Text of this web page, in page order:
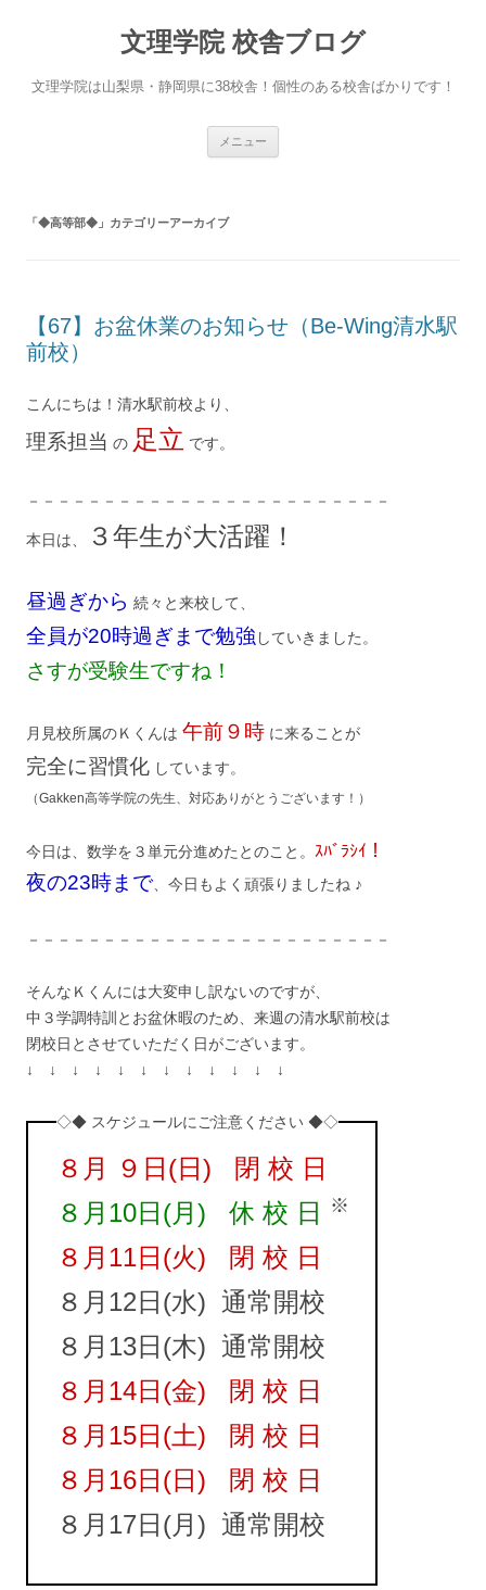
文理学院 校舎ブログ
文理学院は山梨県・静岡県に38校舎！個性のある校舎ばかりです！
メニュー
「◆高等部◆ 」カテゴリーアーカイブ
【67】お盆休業のお知らせ（Be-Wing清水駅
前校）
こんにちは！清水駅前校より、
理系担当 の 足立 です。
－－－－－－－－－－－－－－－－－－－－－－－－
本日は、 ３年生が大活躍！
昼過ぎから 続々と来校して、
全員が20時過ぎまで勉強 していきました。
さすが受験生ですね！
月見校所属のＫくんは 午前９時 に来ることが
完全に習慣化 しています。
（Gakken高等学院の先生、対応ありがとうございます！）
今日は、数学を３単元分進めたとのこと。 ｽﾊﾞﾗｼｲ！
夜の23時まで 、今日もよく頑張りましたね ♪
－－－－－－－－－－－－－－－－－－－－－－－－
そんなＫくんには大変申し訳ないのですが、
中３学調特訓とお盆休暇のため、来週の清水駅前校は
閉校日とさせていただく日がございます。
↓ ↓ ↓ ↓ ↓ ↓ ↓ ↓ ↓ ↓ ↓ ↓
◇◆ スケジュールにご注意ください ◆◇
８月 ９日(日) 閉 校 日
８月10日(月) 休 校 日
※
８月11日(火) 閉 校 日
８月12日(水) 通常開校
８月13日(木) 通常開校
８月14日(金) 閉 校 日
８月15日(土) 閉 校 日
８月16日(日) 閉 校 日
８月17日(月) 通常開校